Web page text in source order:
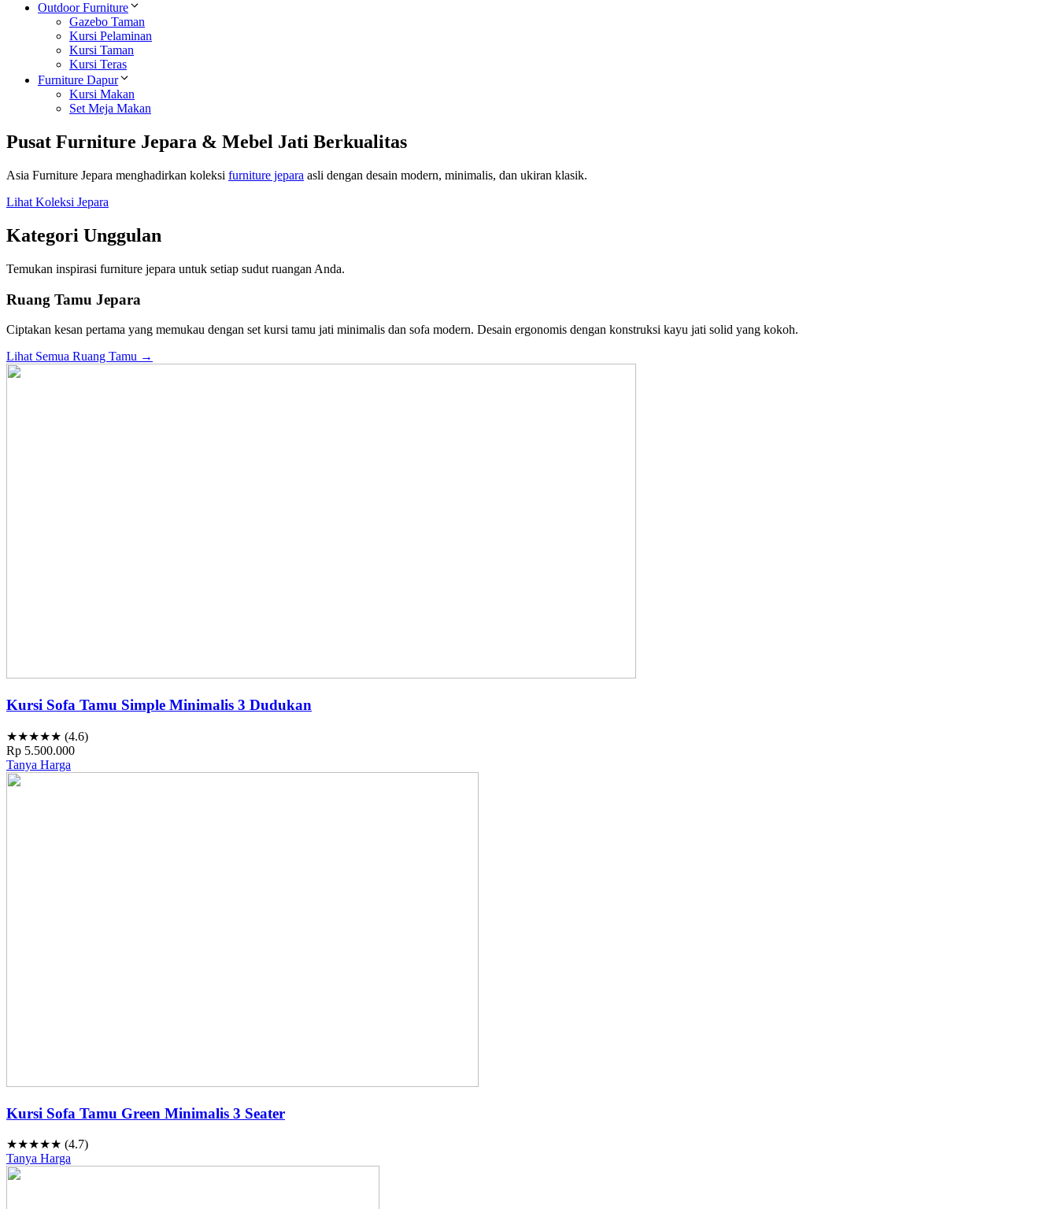
Outdoor Furniture
Gazebo Taman
Kursi Pelaminan
Kursi Taman
Kursi Teras
Furniture Dapur
Kursi Makan
Set Meja Makan
Pusat Furniture Jepara & Mebel Jati Berkualitas
Asia Furniture Jepara menghadirkan koleksi furniture jepara asli dengan desain modern, minimalis, dan ukiran klasik.
Lihat Koleksi Jepara
Kategori Unggulan
Temukan inspirasi furniture jepara untuk setiap sudut ruangan Anda.
Ruang Tamu Jepara
Ciptakan kesan pertama yang memukau dengan set kursi tamu jati minimalis dan sofa modern. Desain ergonomis dengan konstruksi kayu jati solid yang kokoh.
Lihat Semua Ruang Tamu →
Kursi Sofa Tamu Simple Minimalis 3 Dudukan
★★★★★ (4.6)
Rp 5.500.000
Tanya Harga
Kursi Sofa Tamu Green Minimalis 3 Seater
★★★★★ (4.7)
Tanya Harga